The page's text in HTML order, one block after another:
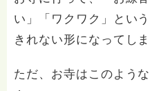
い」「ワクワク」とい
きれない形になってし
ただ、お寺はこのよう